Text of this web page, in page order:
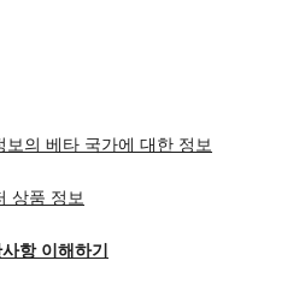
의 베타 국가에 대한 정보
상품 정보
항 이해하기